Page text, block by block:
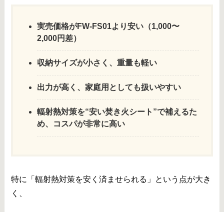
実売価格がFW-FS01より安い（1,000〜
2,000円差）
収納サイズが小さく、重量も軽い
出力が高く、家庭用としても扱いやすい
輻射熱対策を“安い焚き火シート”で補えるた
め、コスパが非常に高い
特に「輻射熱対策を安く済ませられる」という点が大き
く、